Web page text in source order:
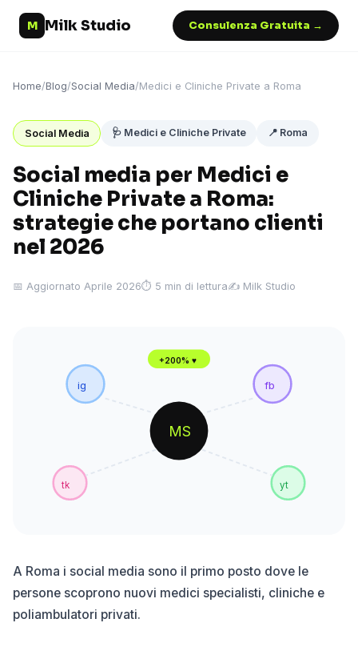
M Milk Studio Consulenza Gratuita →
Home/Blog/Social Media/Medici e Cliniche Private a Roma
Social Media 🩺 Medici e Cliniche Private 📍 Roma
Social media per Medici e
Cliniche Private a Roma:
strategie che portano clienti
nel 2026
📅 Aggiornato Aprile 2026⏱ 5 min di lettura✍️ Milk Studio
MS
ig fb
tk yt
+200% ♥
A Roma i social media sono il primo posto dove le
persone scoprono nuovi medici specialisti, cliniche e
poliambulatori privati.